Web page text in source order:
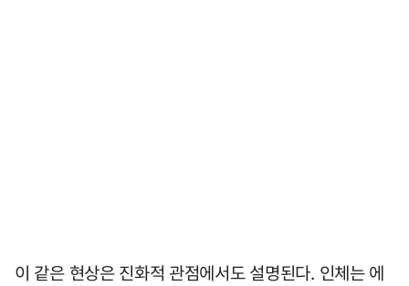
이 같은 현상은 진화적 관점에서도 설명된다. 인체는 에